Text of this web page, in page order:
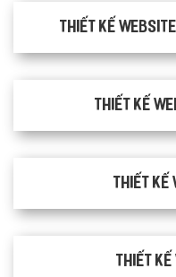
Thiết kế
Thiết kế
thiết kế
Thiết